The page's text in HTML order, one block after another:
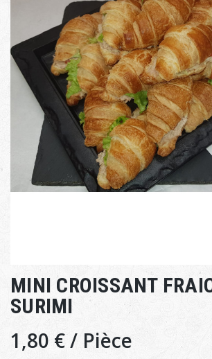
MINI CROISSANT
SURIMI
1,80 €/ Pièce